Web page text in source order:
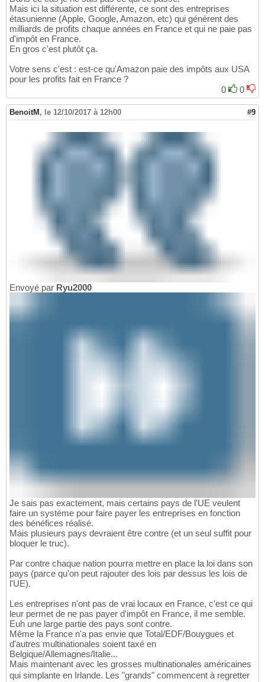
Mais ici la situation est différente, ce sont des entreprises
étasunienne (Apple, Google, Amazon, etc) qui génèrent des
milliards de profits chaque années en France et qui ne paie pas
d'impôt en France.
En gros c'est plutôt ça.
Votre sens c'est : est-ce qu'Amazon paie des impôts aux USA
pour les profits fait en France ?
0
0
BenoitM , le 12/10/2017 à 12h00 #9
Envoyé par Ryu2000
Je sais pas exactement, mais certains pays de l'UE veulent
faire un système pour faire payer les entreprises en fonction
des bénéfices réalisé.
Mais plusieurs pays devraient être contre (et un seul suffit pour
bloquer le truc).
Par contre chaque nation pourra mettre en place la loi dans son
pays (parce qu'on peut rajouter des lois par dessus les lois de
l'UE).
Les entreprises n'ont pas de vrai locaux en France, c'est ce qui
leur permet de ne pas payer d'impôt en France, il me semble.
Euh une large partie des pays sont contre.
Même la France n'a pas envie que Total/EDF/Bouygues et
d'autres multinationales soient taxé en
Belgique/Allemagnes/Italie...
Mais maintenant avec les grosses multinationales américaines
qui simplante en Irlande. Les "grands" commencent à regretter